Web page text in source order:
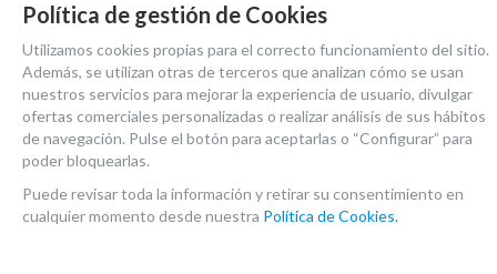
Política de gestión de Cookies
Utilizamos cookies propias para el correcto funcionamiento del sitio.
Además, se utilizan otras de terceros que analizan cómo se usan
nuestros servicios para mejorar la experiencia de usuario, divulgar
ofertas comerciales personalizadas o realizar análisis de sus hábitos
de navegación. Pulse el botón para aceptarlas o “Configurar” para
poder bloquearlas.
Puede revisar toda la información y retirar su consentimiento en
cualquier momento desde nuestra Política de Cookies.